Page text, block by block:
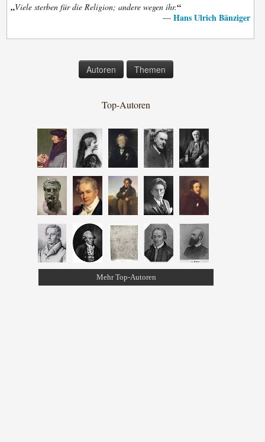
„Viele sterben für die Religion; andere wegen ihr.“
— Hans Ulrich Bänziger
Autoren Themen
Top-Autoren
Mehr Top-Autoren